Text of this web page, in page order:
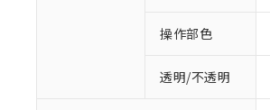
操作部色
透明/不透明